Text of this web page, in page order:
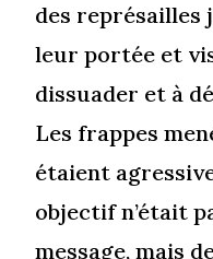
des représailles
leur portée et
dissuader et à
Les frappes
étaient
objectif n’était
message, mais